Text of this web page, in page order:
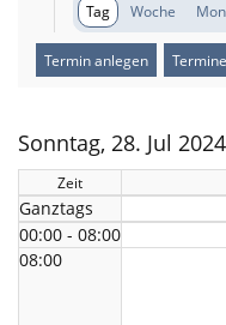
Tag Woche
Termin anlegen
Sonntag, 28. Jul 2024
Zeit
Ganztags
00:00 - 08:00
08:00